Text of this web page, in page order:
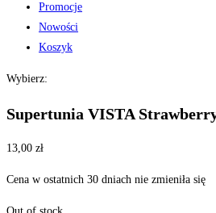
Promocje
Nowości
Koszyk
Wybierz:
Supertunia VISTA
13,00 zł
Cena w ostatnich 30 dniach nie zmieniła się